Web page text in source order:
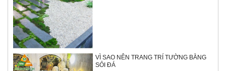
VÌ SAO NÊN TRANG TRÍ TƯỜNG BẰNG
SỎI ĐÁ